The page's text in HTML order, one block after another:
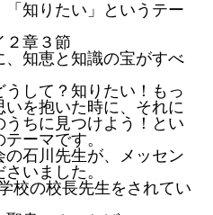
知りたい」というテー
２章３節
、知恵と知識の宝がすべ
して？知りたい！もっ
いを抱いた時に、それに
ちに見つけよう！とい
ーマです。
石川先生が、メッセン
いました。
校の校長先生をされてい